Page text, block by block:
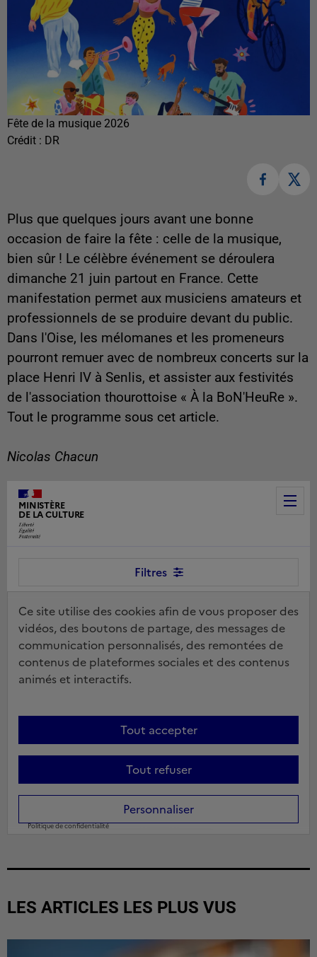
Fête de la musique 2026
Crédit : DR
Plus que quelques jours avant une bonne
occasion de faire la fête : celle de la musique,
bien sûr ! Le célèbre événement se déroulera
dimanche 21 juin partout en France. Cette
manifestation permet aux musiciens amateurs et
professionnels de se produire devant du public.
Dans l'Oise, les mélomanes et les promeneurs
pourront remuer avec de nombreux concerts sur la
place Henri IV à Senlis, et assister aux festivités
de l'association thourottoise « À la BoN'HeuRe ».
Tout le programme sous cet article.
Nicolas Chacun
LES ARTICLES LES PLUS VUS